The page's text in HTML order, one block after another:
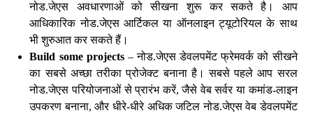
नोड.जेएस अवधारणाओं को सीखना शुरू कर सकते है। आप
आधिकारिक नोड.जेएस आर्टिकल या ऑनलाइन ट्यूटोरियल के साथ
भी शुरुआत कर सकते हैं।
Build some projects– नोड.जेएस डेवलपमेंट फ्रेमवर्क को सीखने
का सबसे अच्छा तरीका प्रोजेक्ट बनाना है। सबसे पहले आप सरल
नोड.जेएस परियोजनाओं से प्रारंभ करें, जैसे वेब सर्वर या कमांड-लाइन
उपकरण बनाना, और धीरे-धीरे अधिक जटिल नोड.जेएस वेब डेवलपमेंट